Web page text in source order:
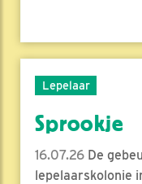
Lepelaar
Sprookje
16.07.26 De
lepelaarskolonie